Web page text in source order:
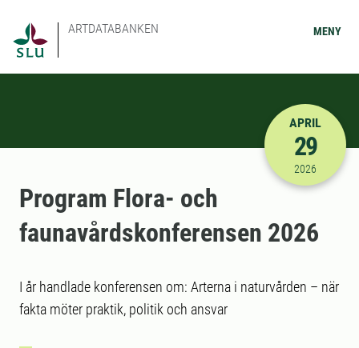
ARTDATABANKEN MENY
2026-04-
APRIL
29
2026
Program Flora- och
faunavårdskonferensen 2026
I år handlade konferensen om: Arterna i naturvården – när
fakta möter praktik, politik och ansvar